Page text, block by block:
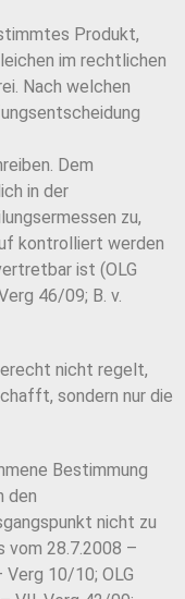
Produkt,
im rechtlichen
Nach welchen
Dem
in der
zu,
kontrolliert werden
ist (OLG
46/09; B. v.
nicht regelt,
sondern nur die
Bestimmung
den
nicht zu
vom 28.7.2008 –
10/10; OLG